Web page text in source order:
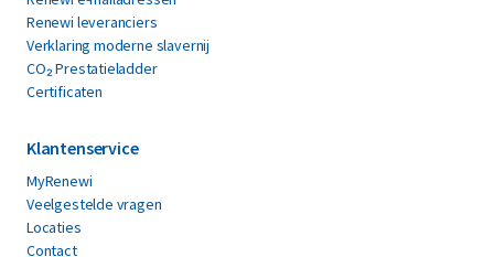
Renewi leveranciers
Verklaring moderne slavernij
CO₂ Prestatieladder
Certificaten
Klantenservice
MyRenewi
Veelgestelde vragen
Locaties
Contact